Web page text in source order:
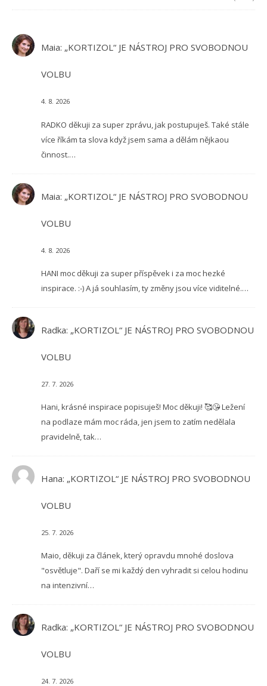
Maia: „KORTIZOL“ JE NÁSTROJ PRO SVOBODNOU
VOLBU
4. 8. 2026
RADKO děkuji za super zprávu, jak postupuješ. Také stále
více říkám ta slova když jsem sama a dělám nějkaou
činnost.…
Maia: „KORTIZOL“ JE NÁSTROJ PRO SVOBODNOU
VOLBU
4. 8. 2026
HANI moc děkuji za super příspěvek i za moc hezké
inspirace. :-) A já souhlasím, ty změny jsou více viditelné.…
Radka: „KORTIZOL“ JE NÁSTROJ PRO SVOBODNOU
VOLBU
27. 7. 2026
Hani, krásné inspirace popisuješ! Moc děkuji! 🥰😘 Ležení
na podlaze mám moc ráda, jen jsem to zatím nedělala
pravidelně, tak…
Hana: „KORTIZOL“ JE NÁSTROJ PRO SVOBODNOU
VOLBU
25. 7. 2026
Maio, děkuji za článek, který opravdu mnohé doslova
"osvětluje". Daří se mi každý den vyhradit si celou hodinu
na intenzivní…
Radka: „KORTIZOL“ JE NÁSTROJ PRO SVOBODNOU
VOLBU
24. 7. 2026